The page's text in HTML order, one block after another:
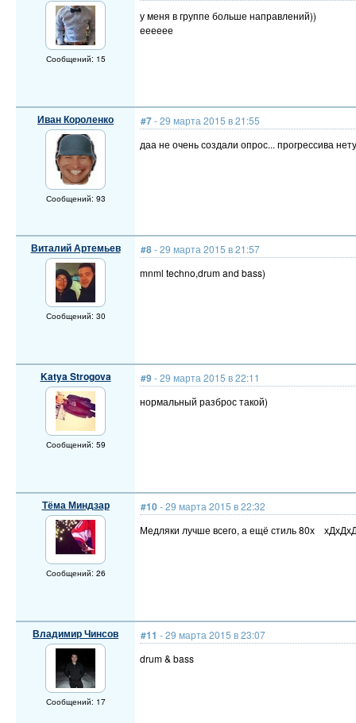
Сообщений: 15
у меня в группе больше направлений))
ееееее
Иван Короленко
Сообщений: 93
#7- 29 марта 2015 в 21:55
даа не очень создали опрос... прогрессива
Виталий Артемьев
Сообщений: 30
#8- 29 марта 2015 в 21:57
mnml techno,drum and bass)
Katya Strogova
Сообщений: 59
#9- 29 марта 2015 в 22:11
нормальный разброс такой)
Тёма Миндзар
Сообщений: 26
#10- 29 марта 2015 в 22:32
Медляки лучше всего, а ещё стиль 80х
Владимир Чинсов
Сообщений: 17
#11 - 29 марта 2015 в 23:07
drum & bass